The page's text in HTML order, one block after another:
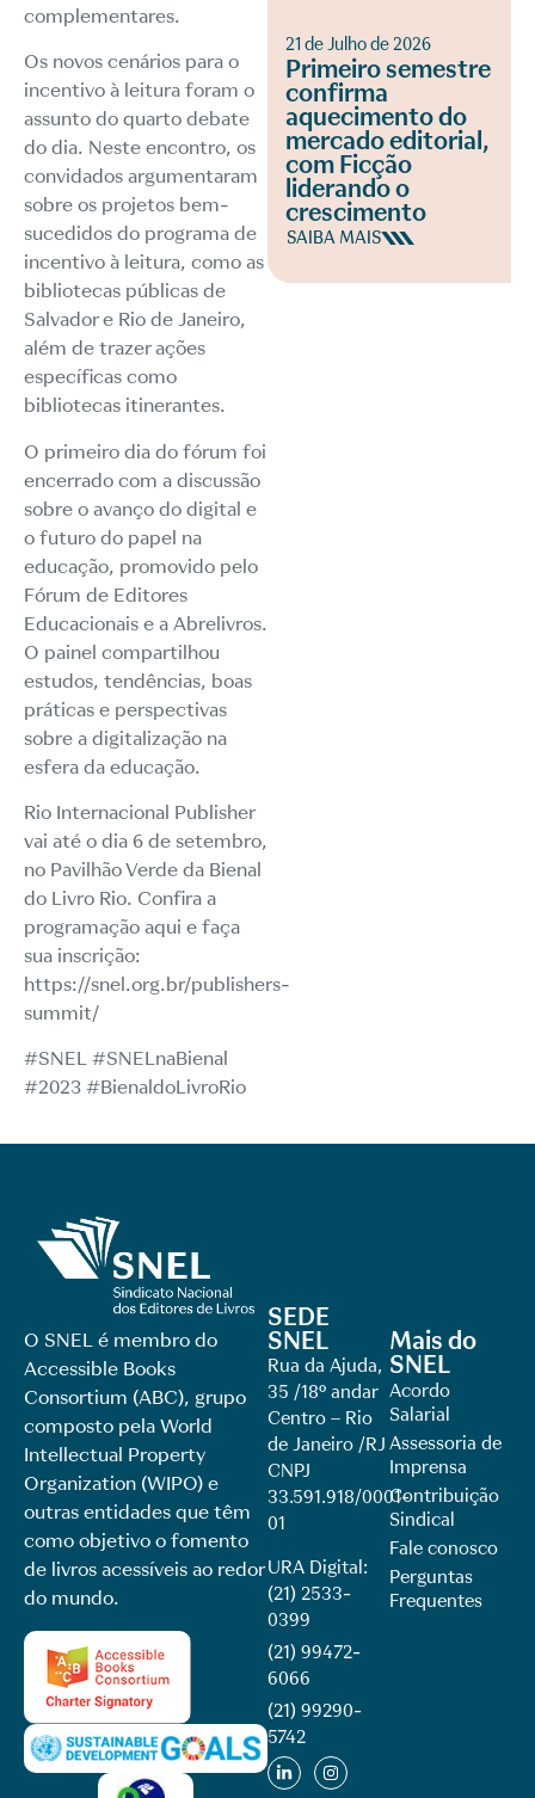
complementares.
Os novos cenários para o
incentivo à leitura foram o
assunto do quarto debate
do dia. Neste encontro, os
convidados argumentaram
sobre os projetos bem-
sucedidos do programa de
incentivo à leitura, como as
bibliotecas públicas de
Salvador e Rio de Janeiro,
além de trazer ações
específicas como
bibliotecas itinerantes.
O primeiro dia do fórum foi
encerrado com a discussão
sobre o avanço do digital e
o futuro do papel na
educação, promovido pelo
Fórum de Editores
Educacionais e a Abrelivros.
O painel compartilhou
estudos, tendências, boas
práticas e perspectivas
sobre a digitalização na
esfera da educação.
Rio Internacional Publisher
vai até o dia 6 de setembro,
no Pavilhão Verde da Bienal
do Livro Rio. Confira a
programação aqui e faça
sua inscrição:
https://snel.org.br/publishers-
summit/
#SNEL #SNELnaBienal
#2023 #BienaldoLivroRio
21 de Julho de 2026
Primeiro semestre
confirma
aquecimento do
mercado editorial,
com Ficção
liderando o
crescimento
SAIBA MAIS
O SNEL é membro do
Accessible Books
Consortium (ABC), grupo
composto pela World
Intellectual Property
Organization (WIPO) e
outras entidades que têm
como objetivo o fomento
de livros acessíveis ao redor
do mundo.
SEDE
SNEL
Rua da Ajuda,
35 /18º andar
Centro – Rio
de Janeiro /RJ
CNPJ
33.591.918/0001-
01
URA Digital:
(21) 2533-
0399
(21) 99472-
6066
(21) 99290-
5742​
Mais do
SNEL
Acordo
Salarial
Assessoria de
Imprensa
Contribuição
Sindical
Fale conosco
Perguntas
Frequentes